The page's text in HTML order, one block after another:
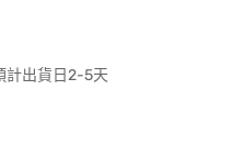
計出貨日2-5天